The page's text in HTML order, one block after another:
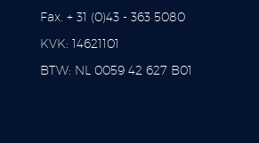
Fax. + 31 (0)43 - 363 5080
KVK: 14621101
BTW: NL 0059 42 627 B01